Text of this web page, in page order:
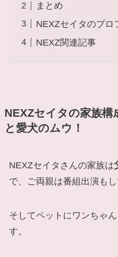
まとめ
NEXZセイタのプロ
NEXZ関連記事
NEXZセイタの家族構
と愛犬のムウ！
NEXZセイタさんの家族は
で、ご両親は番組出演もし
そしてペットにワンちゃ
す。